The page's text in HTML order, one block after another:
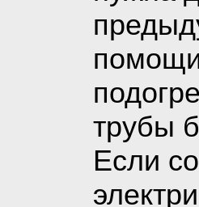
помощи
трубы
Если